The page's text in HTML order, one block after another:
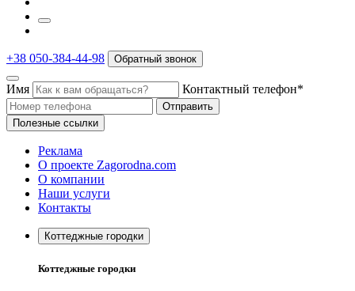
+38 050-384-44-98 Обратный звонок
Имя Контактный телефон*
Отправить
Полезные ссылки
Реклама
О проекте Zagorodna.com
О компании
Наши услуги
Контакты
Коттеджные городки
Коттеджные городки